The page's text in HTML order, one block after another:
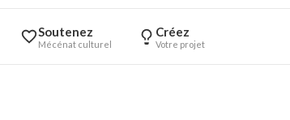
Soutenez
Mécénat culturel
Créez
Votre projet